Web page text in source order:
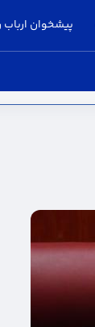
پیشخوان ارباب